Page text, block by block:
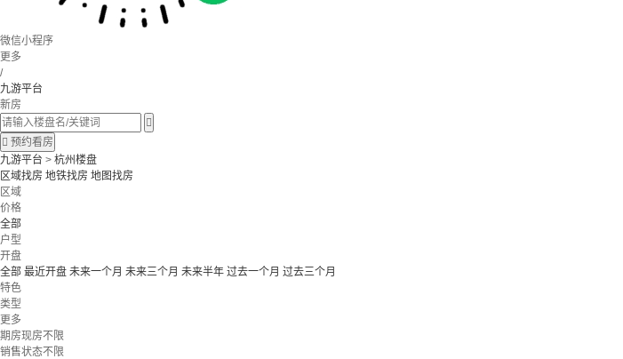
微信小程序
更多
/
九游平台
新房

 预约看房
九游平台 > 杭州楼盘
区域找房 地铁找房 地图找房
区域
价格
全部
户型
开盘
全部 最近开盘 未来一个月 未来三个月 未来半年 过去一个月 过去三个月
特色
类型
更多
期房现房不限
销售状态不限